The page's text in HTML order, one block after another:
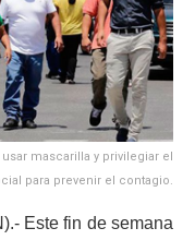
mascarilla y privilegiar el
para prevenir el contagio.
Este fin de semana